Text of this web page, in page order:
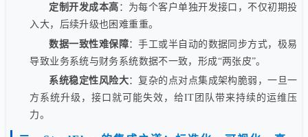
定制开发成本高 ：为每个客户单独开发接口，不仅初期投
入大，后续升级也困难重重。
数据一致性难保障：手工或半自动的数据同步方式，极易
导致业务系统与财务系统数据不一致，形成“两张皮”。
系统稳定性风险大：复杂的点对点集成架构脆弱，一旦一
方系统升级，接口就可能失效，给IT团队带来持续的运维压
力。